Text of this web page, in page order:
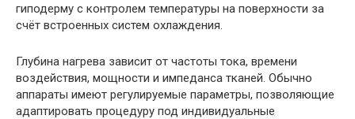
гиподерму с контролем температуры на поверхности за
счёт встроенных систем охлаждения.
Глубина нагрева зависит от частоты тока, времени
воздействия, мощности и импеданса тканей. Обычно
аппараты имеют регулируемые параметры, позволяющие
адаптировать процедуру под индивидуальные